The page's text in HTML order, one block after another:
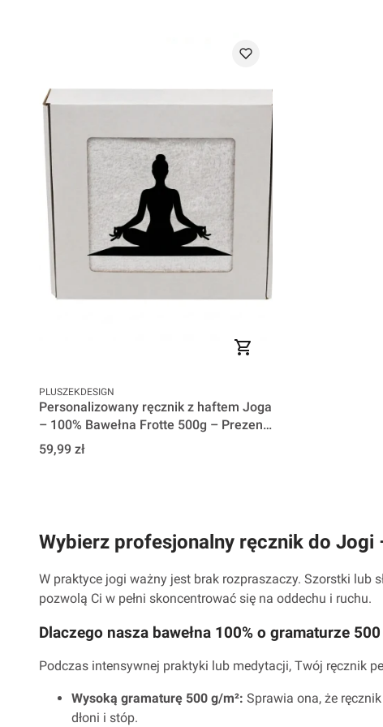
PRODUCENT
PLUSZEKDESIGN
Personalizowany ręcznik z haftem Joga
– 100% Bawełna Frotte 500g – Prezent
w pudełku
Cena
59,99 zł
Wybierz profesjonalny ręcznik do
W praktyce jogi ważny jest brak rozpraszaczy. Szorstki lub
pozwolą Ci w pełni skoncentrować się na oddechu i ruchu.
Dlaczego nasza bawełna 100% o gramaturze
Podczas intensywnej praktyki lub medytacji, Twój ręcznik
Wysoką gramaturę 500 g/m²: Sprawia ona, że
dłoni i stóp.